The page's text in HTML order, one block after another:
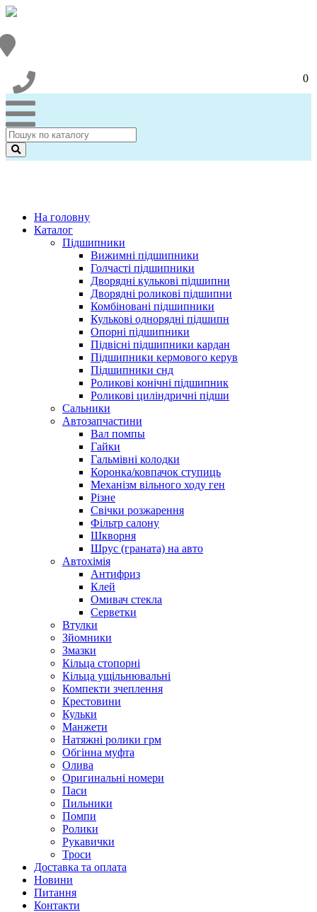
0
На головну
Каталог
Підшипники
Вижимні підшипники
Голчасті підшипники
Дворядні кулькові підшипни
Дворядні роликові підшипни
Комбіновані підшипники
Кулькові однорядні підшипн
Опорні підшипники
Підвісні підшипники кардан
Підшипники кермового керув
Підшипники снд
Роликові конічні підшипник
Роликові циліндричні підши
Сальники
Автозапчастини
Вал помпы
Гайки
Гальмівні колодки
Коронка/ковпачок ступиць
Механізм вільного ходу ген
Різне
Свічки розжарення
Фільтр салону
Шкворня
Шрус (граната) на авто
Автохімія
Антифриз
Клей
Омивач стекла
Серветки
Втулки
Зйомники
Змазки
Кільца стопорні
Кільца ущільнювальні
Компекти зчеплення
Крестовини
Кульки
Манжети
Натяжні ролики грм
Обгінна муфта
Олива
Оригинальні номери
Паси
Пильники
Помпи
Ролики
Рукавички
Троси
Доставка та оплата
Новини
Питання
Контакти